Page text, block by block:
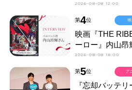
2026-08-08 12:00
第4位
映画『THE
ーロー』内山昂
2026-08-08 18:00
第5位
『忘却バッテ
ア